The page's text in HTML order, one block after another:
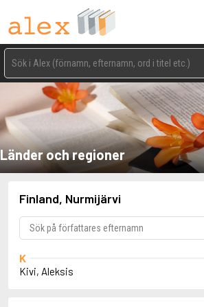
Länder och regioner
Finland, Nurmijärvi
K
Kivi, Aleksis